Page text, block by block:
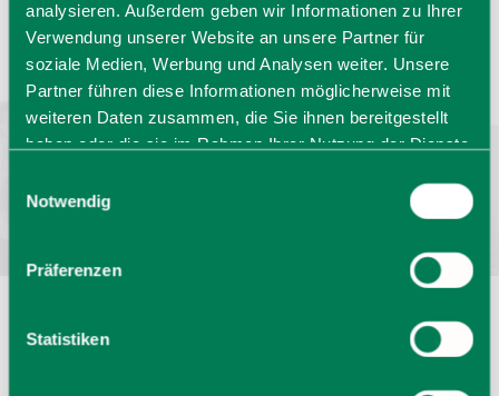
analysieren. Außerdem geben wir Informationen zu Ihrer
Verwendung unserer Website an unsere Partner für
soziale Medien, Werbung und Analysen weiter. Unsere
Partner führen diese Informationen möglicherweise mit
weiteren Daten zusammen, die Sie ihnen bereitgestellt
haben oder die sie im Rahmen Ihrer Nutzung der Dienste
Cookies, wenn Sie unsere Webseite weiterhin nutzen.
Notwendig
Präferenzen
Statistiken
Sprache wählen: DE EN IT
Barrierefrei reisen Filmregion
Prospekte
Kontakt
Impressum
Datenschutz
Erklärung zur Barrierefreiheit
Bayern - traditionell anders